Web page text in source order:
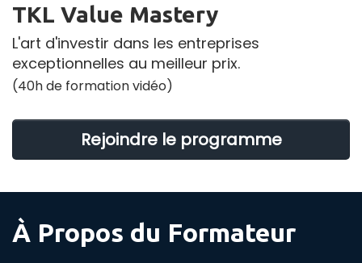
TKL Value Mastery
L'art d'investir dans les entreprises
exceptionnelles au meilleur prix.
(40h de formation vidéo)
Rejoindre le programme
À Propos du Formateur